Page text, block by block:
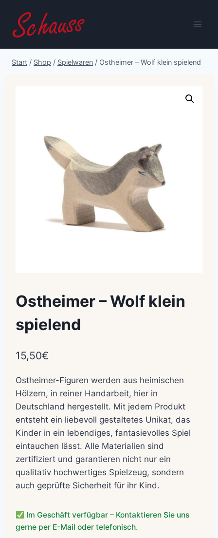
Inhalt
springen
Start / Shop / Spielwaren / Ostheimer – Wolf klein spielend
Ostheimer – Wolf klein
spielend
15,50€
Ostheimer-Figuren werden aus heimischen
Hölzern, in reiner Handarbeit, hier in
Deutschland hergestellt. Mit jedem Produkt
entsteht ein liebevoll gestaltetes Unikat, das
Kinder in ein lebendiges, fantasievolles Spiel
eintauchen lässt. Alle Materialien sind
zertifiziert und garantieren nicht nur ein
qualitativ hochwertiges Spielzeug, sondern
auch geprüfte Sicherheit für ihr Kind.
Im Geschäft verfügbar – Kontaktieren Sie uns
gerne per E-Mail oder telefonisch.